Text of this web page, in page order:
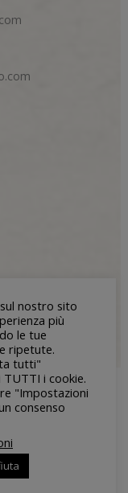
e C.F 00064440936 |
nostro sito
più
le tue
ripetute.
tutti"
TUTTI i cookie.
"Impostazioni
consenso